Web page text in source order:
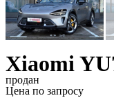
Xiaomi
продан
Цена по запросу